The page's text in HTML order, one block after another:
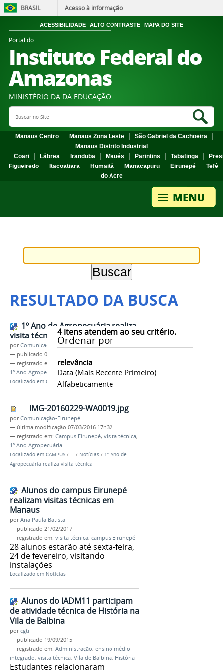
BRASIL Acesso à informação
ACESSIBILIDADE ALTO CONTRASTE MAPA DO SITE
Portal do
Instituto Federal do
Amazonas
MINISTÉRIO DA DA EDUCAÇÃO
Search Site
Manaus Centro Manaus Zona Leste
São Gabriel da Cachoeira
Manaus Distrito Industrial
Coari
Lábrea Iranduba Maués Parintins Tabatinga
Figueiredo
Itacoatiara Humaitá Manacapuru Eirunepé
Tefé
do Acre
RESULTADO DA BUSCA
4itens atendem ao seu critério.
Ordenar por
relevância
Data (mais Recente Primeiro)
Alfabeticamente
1º Ano de Agropecuária realiza
visita técnica
porComunicação-Eirunepé
— publicado 07/03/2016
— registrado em:
Campus Eirunepé
1º Ano Agropecuária
Localizado em CAMPUS /Eirunepe /Notícias
IMG-20160229-WA0019.jpg
porComunicação-Eirunepé
— última modificação 07/03/2016 17h32
— registrado em: Campus Eirunepé, visita técnica,
1º Ano Agropecuária
Localizado em CAMPUS / / Notícias / 1º Ano de
Agropecuária realiza visita técnica
Alunos do campus Eirunepé
realizam visitas técnicas em
Manaus
porAna Paula Batista
— publicado 21/02/2017
— registrado em: visita técnica, campus Eirunepé
28 alunos estarão até sexta-feira,
24 de fevereiro, visitando
instalações
Localizado em Notícias
Alunos do IADM11 participam
de atividade técnica de História na
Vila de Balbina
porcgti
— publicado 19/09/2015
— registrado em: Administração, ensino médio
integrado, visita técnica, Vila de Balbina, História
Estudantes relacionaram